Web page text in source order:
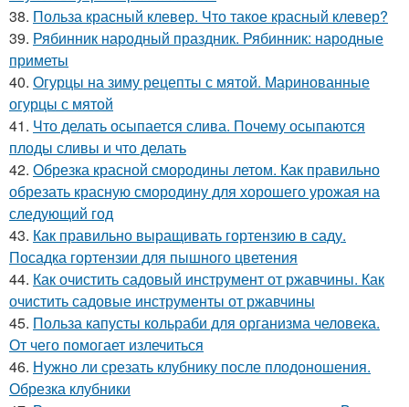
38. Польза красный клевер. Что такое красный клевер?
39. Рябинник народный праздник. Рябинник: народные
приметы
40. Огурцы на зиму рецепты с мятой. Маринованные
огурцы с мятой
41. Что делать осыпается слива. Почему осыпаются
плоды сливы и что делать
42. Обрезка красной смородины летом. Как правильно
обрезать красную смородину для хорошего урожая на
следующий год
43. Как правильно выращивать гортензию в саду.
Посадка гортензии для пышного цветения
44. Как очистить садовый инструмент от ржавчины. Как
очистить садовые инструменты от ржавчины
45. Польза капусты кольраби для организма человека.
От чего помогает излечиться
46. Нужно ли срезать клубнику после плодоношения.
Обрезка клубники